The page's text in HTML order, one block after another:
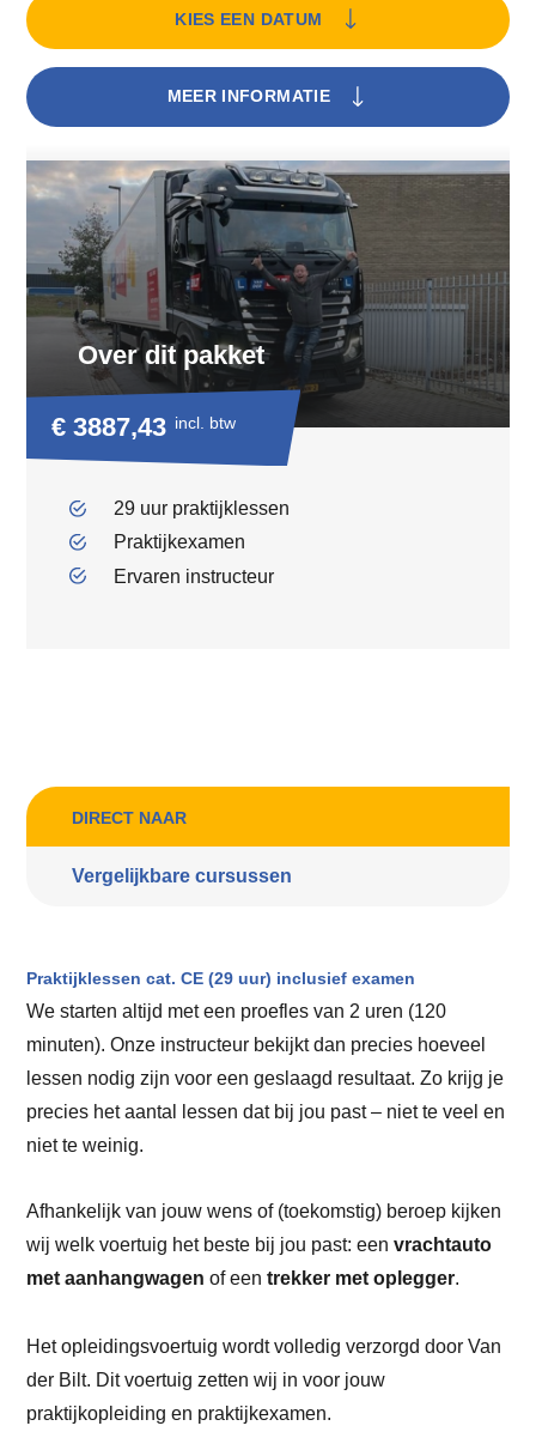
KIES EEN DATUM
MEER INFORMATIE
Over dit pakket
€ 3887,43 incl. btw
29 uur praktijklessen
Praktijkexamen
Ervaren instructeur
DIRECT NAAR
Vergelijkbare cursussen
Praktijklessen cat. CE (29 uur) inclusief examen
We starten altijd met een proefles van 2 uren (120
minuten). Onze instructeur bekijkt dan precies hoeveel
lessen nodig zijn voor een geslaagd resultaat. Zo krijg je
precies het aantal lessen dat bij jou past – niet te veel en
niet te weinig.
Afhankelijk van jouw wens of (toekomstig) beroep kijken
wij welk voertuig het beste bij jou past: een vrachtauto
met aanhangwagen of een trekker met oplegger.
Het opleidingsvoertuig wordt volledig verzorgd door Van
der Bilt. Dit voertuig zetten wij in voor jouw
praktijkopleiding en praktijkexamen.